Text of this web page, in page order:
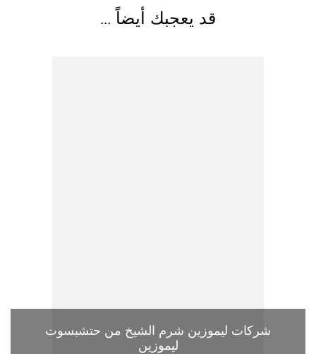
قد يعجبك أيضاً ...
شركات ليموزين شرم الشيخ من حتشبسوت
ليموزين